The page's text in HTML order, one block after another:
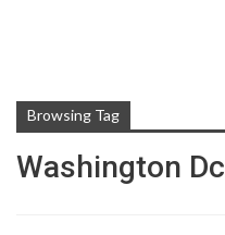
Browsing Tag
Washington Dc